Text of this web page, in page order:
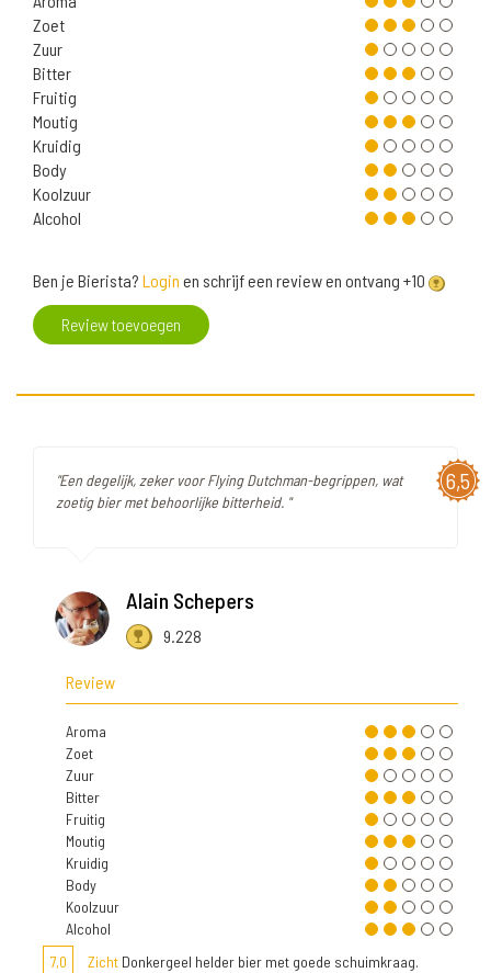
Zoet
Zuur
Bitter
Fruitig
Moutig
Kruidig
Body
Koolzuur
Alcohol
Ben je Bierista? Login en schrijf een review en ontvang +10
Review toevoegen
6,5
"Een degelijk, zeker voor Flying Dutchman-begrippen, wat
zoetig bier met behoorlijke bitterheid. "
Alain Schepers
9.228
Review
Aroma
Zoet
Zuur
Bitter
Fruitig
Moutig
Kruidig
Body
Koolzuur
Alcohol
7,0
Zicht Donkergeel helder bier met goede schuimkraag.